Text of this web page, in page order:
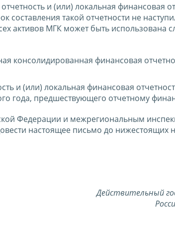
и (или) локальная финансовая
составления такой отчетности не
активов МГК может быть использована
консолидированная финансовая
и (или) локальная финансовая
года, предшествующего отчетному
Федерации и межрегиональным
настоящее письмо до нижестоящих
Действительный